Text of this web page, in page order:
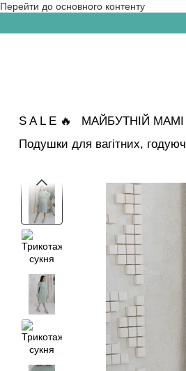
Перейти до основного контенту
S A L E 🔥 МАЙБУТНІЙ МАМІ
Подушки для вагітних,